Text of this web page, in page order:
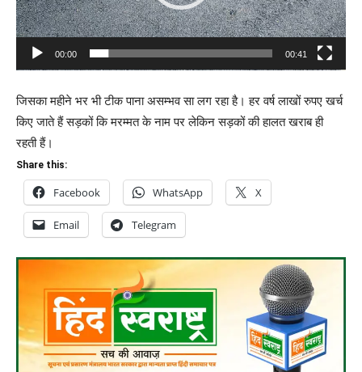
00:00 00:41
जिसका महीने भर भी टीक पाना असम्भव सा लग रहा है। हर वर्ष लाखों रुपए खर्च
किए जाते हैं सड़कों कि मरम्मत के नाम पर लेकिन सड़कों की हालत खराब ही
रहती हैं।
Share this:
Facebook WhatsApp X
Email Telegram